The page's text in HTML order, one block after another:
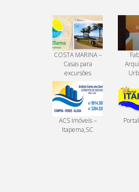
COSTA MARINA –
Casas para
excursões
ACS Imóveis –
Itapema,SC